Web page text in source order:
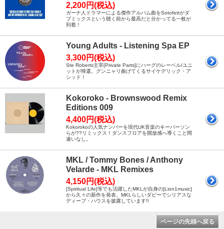
2,200円(税込)
ガーナ人ドラマーによる傑作アルバム曲をSotofettがダ
ブミックスという聴く前から最高だと分かってる一枚が
到着！
Young Adults - Listening Spa EP
3,300円(税込)
Ste Roberts主宰[Private Parts]にハーグのレーベル/ユニ
ットが帰還。グンニャリ曲げてくるサイケデリック・ア
シッド！
Kokoroko - Brownswood Remix
Editions 009
4,400円(税込)
Kokorokoの人気ナンバーを現代UK音楽のキーパーソン
らが??リミックス！ダンスフロアを開放感へ導くこと間
違いなし。
MKL / Tommy Bones / Anthony
Velarde - MKL Remixes
4,150円(税込)
[Spiritual Life]等でも活躍したMKLが自身の[Lion1music]
から久々の新作を発表。MKLらしいダビーでシリアスな
ディープ・ハウスを披露しています!!
ページの先頭へ戻る